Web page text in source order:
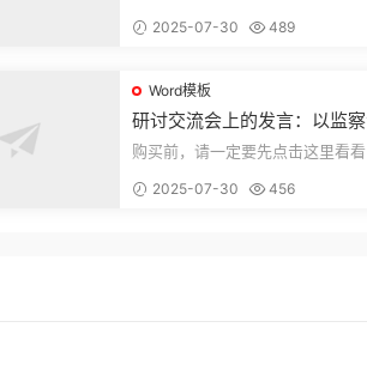
束，本文...
2025-07-30 489
Word模板
研讨交流会上的发言：以监
实施条例为纲推动巡察工作
购买前，请一定要先点击这里看
束，本文...
2025-07-30 456